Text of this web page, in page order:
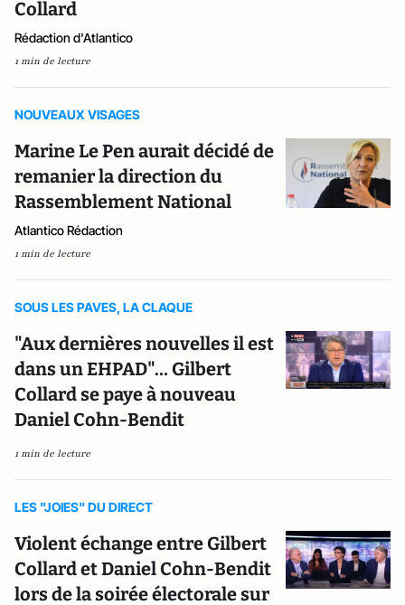
Collard
Rédaction d'Atlantico
1 min de lecture
NOUVEAUX VISAGES
Marine Le Pen aurait décidé de
remanier la direction du
Rassemblement National
Atlantico Rédaction
1 min de lecture
SOUS LES PAVES, LA CLAQUE
"Aux dernières nouvelles il est
dans un EHPAD"… Gilbert
Collard se paye à nouveau
Daniel Cohn-Bendit
1 min de lecture
LES "JOIES" DU DIRECT
Violent échange entre Gilbert
Collard et Daniel Cohn-Bendit
lors de la soirée électorale sur